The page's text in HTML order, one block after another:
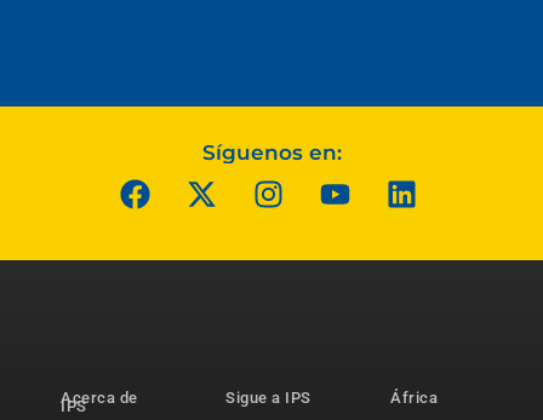
Síguenos en:
Acerca de
IPS
Sigue a IPS
África